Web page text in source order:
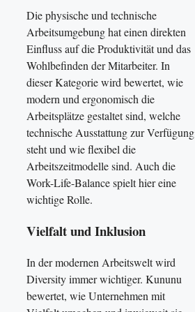
Die physische und technische
Arbeitsumgebung hat einen direkten
Einfluss auf die Produktivität und das
Wohlbefinden der Mitarbeiter. In
dieser Kategorie wird bewertet, wie
modern und ergonomisch die
Arbeitsplätze gestaltet sind, welche
technische Ausstattung zur Verfügung
steht und wie flexibel die
Arbeitszeitmodelle sind. Auch die
Work-Life-Balance spielt hier eine
wichtige Rolle.
Vielfalt und Inklusion
In der modernen Arbeitswelt wird
Diversity immer wichtiger. Kununu
bewertet, wie Unternehmen mit